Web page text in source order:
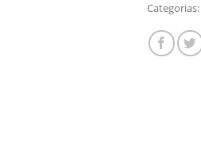
Categorias: